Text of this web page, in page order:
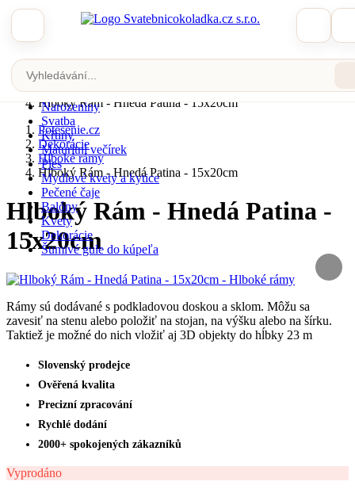
Zobrazit katalog
Potesenie.cz
Dekorácie
Hlboké rámy
Hlboký Rám - Hnedá Patina - 15x20cm
Velikonoce
Narozeniny
Svatba
Křtiny
Maturitní večírek
Ples
Mydlové kvety a kytice
Pečené čaje
Balóny
Kvety
Dekorácie
Šumivé gule do kúpeľa
Potesenie.cz
Dekorácie
Hlboké rámy
Hlboký Rám - Hnedá Patina - 15x20cm
Hlboký Rám - Hnedá Patina -
15x20cm
Rámy sú dodávané s podkladovou doskou a sklom. Môžu sa
zavesiť na stenu alebo položiť na stojan, na výšku alebo na šírku.
Taktiež je možné do nich vložiť aj 3D objekty do hĺbky 23 m
Slovenský prodejce
Ověřená kvalita
Precizní zpracování
Rychlé dodání
2000+ spokojených zákazníků
Vyprodáno